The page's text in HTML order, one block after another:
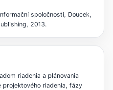
spoločnosti, Doucek,
2013.
riadenia a plánovania
projektového riadenia, fázy